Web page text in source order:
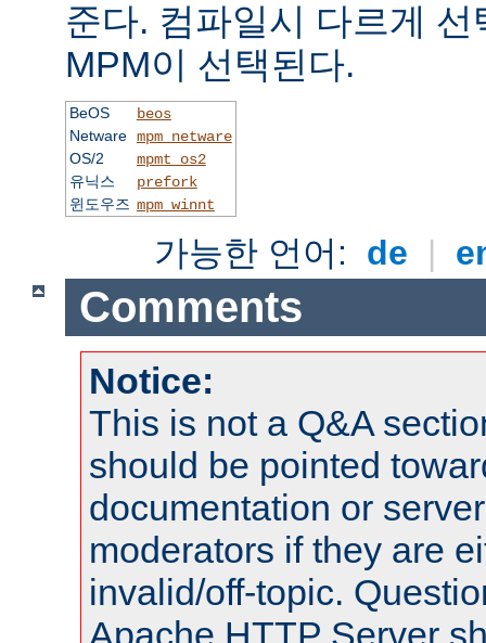
준다. 컴파일시 다르게
MPM이 선택된다.
BeOS
beos
Netware mpm_netware
OS/2
mpmt_os2
유닉스
prefork
윈도우즈 mpm_winnt
가능한 언어: de |
Comments
Notice:
This is not a Q&A
should be pointed
documentation or
moderators if they are
invalid/off-topic.
Apache HTTP Server